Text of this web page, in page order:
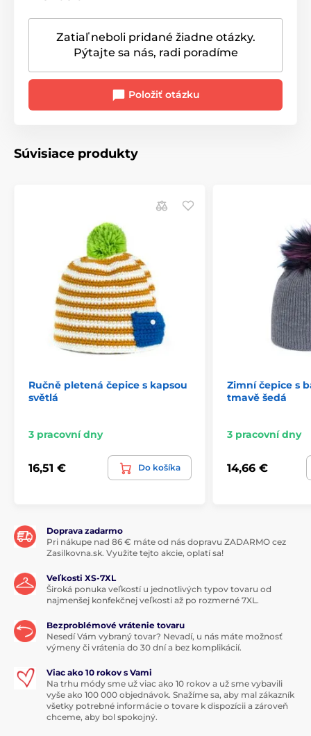
Zatiaľ neboli pridané žiadne otázky.
Pýtajte sa nás, radi poradíme
Položiť otázku
Súvisiace produkty
Ručně pletená čepice s kapsou
světlá
3 pracovní dny
16,51 € Do košíka
Zimní čepice s
tmavě šedá
3 pracovní dny
14,66 €
Doprava zadarmo
Pri nákupe nad 86 € máte od nás dopravu ZADARMO cez
Zasilkovna.sk. Využite tejto akcie, oplatí sa!
Veľkosti XS-7XL
Široká ponuka veľkostí u jednotlivých typov tovaru od
najmenšej konfekčnej veľkosti až po rozmerné 7XL.
Bezproblémové vrátenie tovaru
Nesedí Vám vybraný tovar? Nevadí, u nás máte možnosť
výmeny či vrátenia do 30 dní a bez komplikácií.
Viac ako 10 rokov s Vami
Na trhu módy sme už viac ako 10 rokov a už sme vybavili
vyše ako 100 000 objednávok. Snažíme sa, aby mal zákazník
všetky potrebné informácie o tovare k dispozícii a zároveň
chceme, aby bol spokojný.